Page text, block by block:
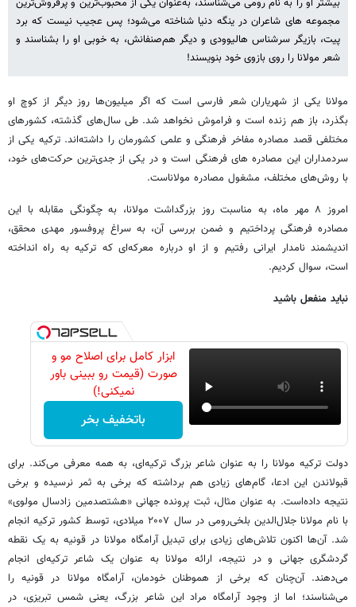
بیشتر او را به نام رومی می‌شناسند، به‌عنوان یکی از محبوب‌ترین و پرفروش‌ترین
مجموعه های شاعران در ینگه دنیا شناخته می‌شود؛ پس عجیب نیست که برد
پیت، بازیگر سرشناس هالیوودی و دیگر هم‌صنفانش، به خوبی او را بشناسند و
شعر مولانا را روی بازوی خود بنویسند!
مولانا یکی از شهریاران شعر فارسی است که اگر میلیون‌ها روز دیگر از کوچ او
بگذرد، باز هم زنده است و فراموش نخواهد شد. طی سال‌های گذشته، کشورهای
مختلفی قصد مصادره مفاخر فرهنگی و علمی کشورمان را داشته‌اند. ترکیه یکی از
سردمداران این مصادره های فرهنگی است و در یکی از جدی‌ترین حرکت‌های خود،
با روش‌های مختلف، مشغول مصادره مولاناست.
امروز ۸ مهر ماه، به مناسبت روز بزرگداشت مولانا، به چگونگی مقابله با این
مصادره فرهنگی پرداختیم و ضمن بررسی آن، به سراغ پروفسور مهدی محقق،
اندیشمند نامدار ایرانی رفتیم و از او درباره معرکه‌ای که ترکیه به راه انداخته
است، سوال کردیم.
نباید منفعل باشید
ابزار کامل برای اصلاح مو و
صورت (قیمت رو ببینی باور
نمیکنی!)
باتخفیف بخر
دولت ترکیه مولانا را به عنوان شاعر بزرگ ترکیه‌ای، به همه معرفی می‌کند. برای
قبولاندن این ادعا، گام‌های زیادی هم برداشته که برخی به ثمر نرسیده و برخی
نتیجه‌ داده‌است. به عنوان مثال، ثبت پرونده جهانی «هشتصدمین زادسال مولوی»
با نام مولانا جلال‌الدین بلخی‌رومی در سال ۲۰۰۷ میلادی، توسط کشور ترکیه انجام
شد. آن‌ها اکنون تلاش‌های زیادی برای تبدیل آرامگاه مولانا در قونیه به یک نقطه
گردشگری جهانی و در نتیجه، ارائه مولانا به عنوان یک شاعر ترکیه‌ای انجام
می‌دهند. آن‌چنان که برخی از هموطنان خودمان، آرامگاه مولانا در قونیه را
می‌شناسند؛ اما از وجود آرامگاه مراد این شاعر بزرگ، یعنی شمس تبریزی، در